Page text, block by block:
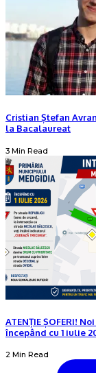
Cristian Ștefan
la Bacalaureat
3 Min Read
ATENȚIE ȘOFERI!
începând cu 1 iulie
2 Min Read